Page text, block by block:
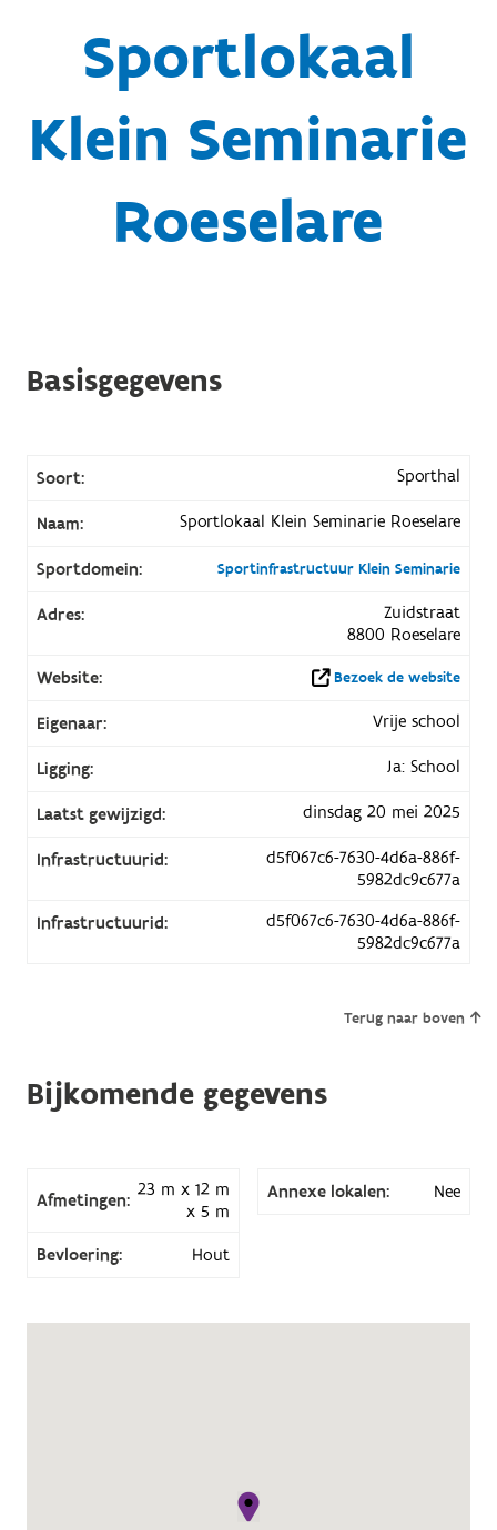
Sportlokaal
Klein Seminarie
Roeselare
Basisgegevens
Soort: Sporthal
Naam: Sportlokaal Klein Seminarie Roeselare
Sportdomein: Sportinfrastructuur Klein Seminarie
Adres:
Zuidstraat
8800 Roeselare
Website:
Bezoek de website
Eigenaar: Vrije school
Ligging: Ja: School
Laatst gewijzigd: dinsdag 20 mei 2025
Infrastructuurid:
d5f067c6-7630-4d6a-886f-
5982dc9c677a
Infrastructuurid:
d5f067c6-7630-4d6a-886f-
5982dc9c677a
Terug naar boven
Bijkomende gegevens
Afmetingen: 23 m x 12 m
x 5 m
Annexe lokalen: Nee
Bevloering: Hout